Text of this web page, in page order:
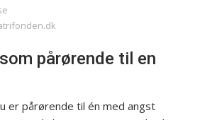
pårørende til en
er pårørende til én med angst